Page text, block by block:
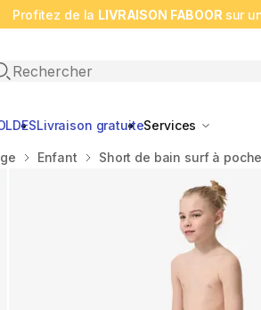
Profitez de la LIVRAISON FABOOR sur
search
Livraison gratuiteServices
Enfant Short de bain surf à